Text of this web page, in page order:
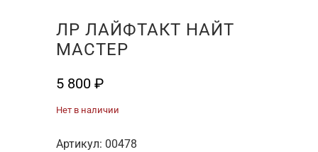
ЛР ЛАЙФТАКТ НАЙТ
МАСТЕР
5 800 ₽
Нет в наличии
Артикул: 00478